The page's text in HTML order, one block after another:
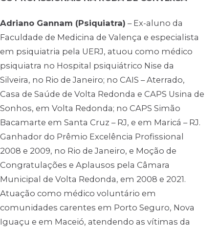
Adriano Gannam (Psiquiatra) – Ex-aluno da
Faculdade de Medicina de Valença e especialista
em psiquiatria pela UERJ, atuou como médico
psiquiatra no Hospital psiquiátrico Nise da
Silveira, no Rio de Janeiro; no CAIS – Aterrado,
Casa de Saúde de Volta Redonda e CAPS Usina de
Sonhos, em Volta Redonda; no CAPS Simão
Bacamarte em Santa Cruz – RJ, e em Maricá – RJ.
Ganhador do Prêmio Excelência Profissional
2008 e 2009, no Rio de Janeiro, e Moção de
Congratulações e Aplausos pela Câmara
Municipal de Volta Redonda, em 2008 e 2021.
Atuação como médico voluntário em
comunidades carentes em Porto Seguro, Nova
Iguaçu e em Maceió, atendendo as vítimas da